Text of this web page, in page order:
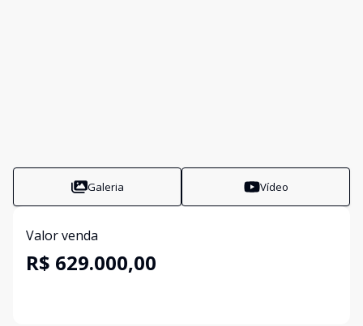
Galeria Vídeo
Valor venda
R$ 629.000,00